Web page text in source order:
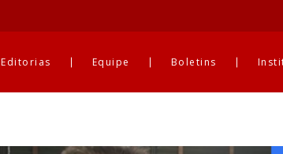
Editorias Equipe Boletins